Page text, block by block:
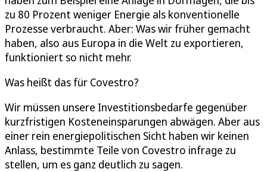
zu 80 Prozent weniger Energie als konventionelle
Prozesse verbraucht. Aber: Was wir früher gemacht
haben, also aus Europa in die Welt zu exportieren,
funktioniert so nicht mehr.
Was heißt das für Covestro?
Wir müssen unsere Investitionsbedarfe gegenüber
kurzfristigen Kosteneinsparungen abwägen. Aber aus
einer rein energiepolitischen Sicht haben wir keinen
Anlass, bestimmte Teile von Covestro infrage zu
stellen, um es ganz deutlich zu sagen.